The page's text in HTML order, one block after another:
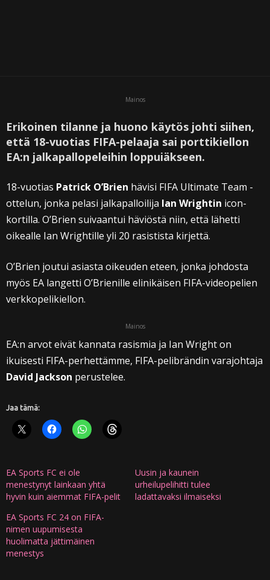
Mainos
Erikoinen tilanne ja huono käytös johti siihen,
että 18-vuotias FIFA-pelaaja sai porttikiellon
EA:n jalkapallopeleihin loppuiäkseen.
18-vuotias Patrick O’Brien hävisi FIFA Ultimate Team -
ottelun, jonka pelasi jalkapalloilija Ian Wrightin icon-
kortilla. O’Brien suivaantui häviöstä niin, että lähetti
oikealle Ian Wrightille yli 20 rasistista kirjettä.
O’Brien joutui asiasta oikeuden eteen, jonka johdosta
myös EA langetti O’Brienille elinikäisen FIFA-videopelien
verkkopelikiellon.
Mainos
EA:n arvot eivät kannata rasismia ja Ian Wright on
ikuisesti FIFA-perhettämme, FIFA-pelibrändin varajohtaja
David Jackson perustelee.
Jaa tämä:
EA Sports FC ei ole
menestynyt lainkaan yhtä
hyvin kuin aiemmat FIFA-pelit
Uusin ja kaunein
urheilupelihitti tulee
ladattavaksi ilmaiseksi
EA Sports FC 24 on FIFA-
nimen uupumisesta
huolimatta jättimäinen
menestys